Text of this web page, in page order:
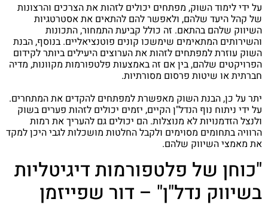
על ידי לימוד השוק, מפתחים יכולים לזהות את הצרכים והרצונות
של קהל היעד שלהם, ולאפשר להם להתאים את אסטרטגיות
השיווק שלהם בהתאם. זה כולל קביעת התמחור, התכונות
והשירותים המתאימים שימשכו קונים פוטנציאליים. בנוסף, הבנת
השוק עוזרת למפתחים לזהות את הערוצים היעילים ביותר לקידום
הפרויקטים שלהם, בין אם זה באמצעות פלטפורמות מקוונות, מדיה
חברתית או שיטות פרסום מסורתיות.
יתר על כן, הבנת השוק מאפשרת למפתחים להקדים את המתחרים.
על ידי ניתוח נוף הנדל"ן הקיים, יזמים יכולים לזהות פערים בשוק
ולנצל הזדמנויות לא מנוצלות. הם יכולים גם להעריך את רמות
הרוויה בתחומים מסוימים ולקבל החלטות מושכלות לגבי היכן למקד
את מאמצי השיווק שלהם.
"כוחן של פלטפורמות דיגיטליות
בשיווק נדל"ן" – דור שפייזמן